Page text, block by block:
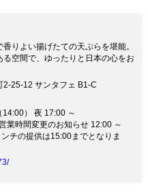
りよい揚げたての天ぷらを堪能。
る空間で、ゆったりと日本の心をお
2-25-12 サンタフェ B1-C
） 夜 17:00 ～
業時間変更のお知らせ 12:00 ～
チの提供は15:00までとなりま